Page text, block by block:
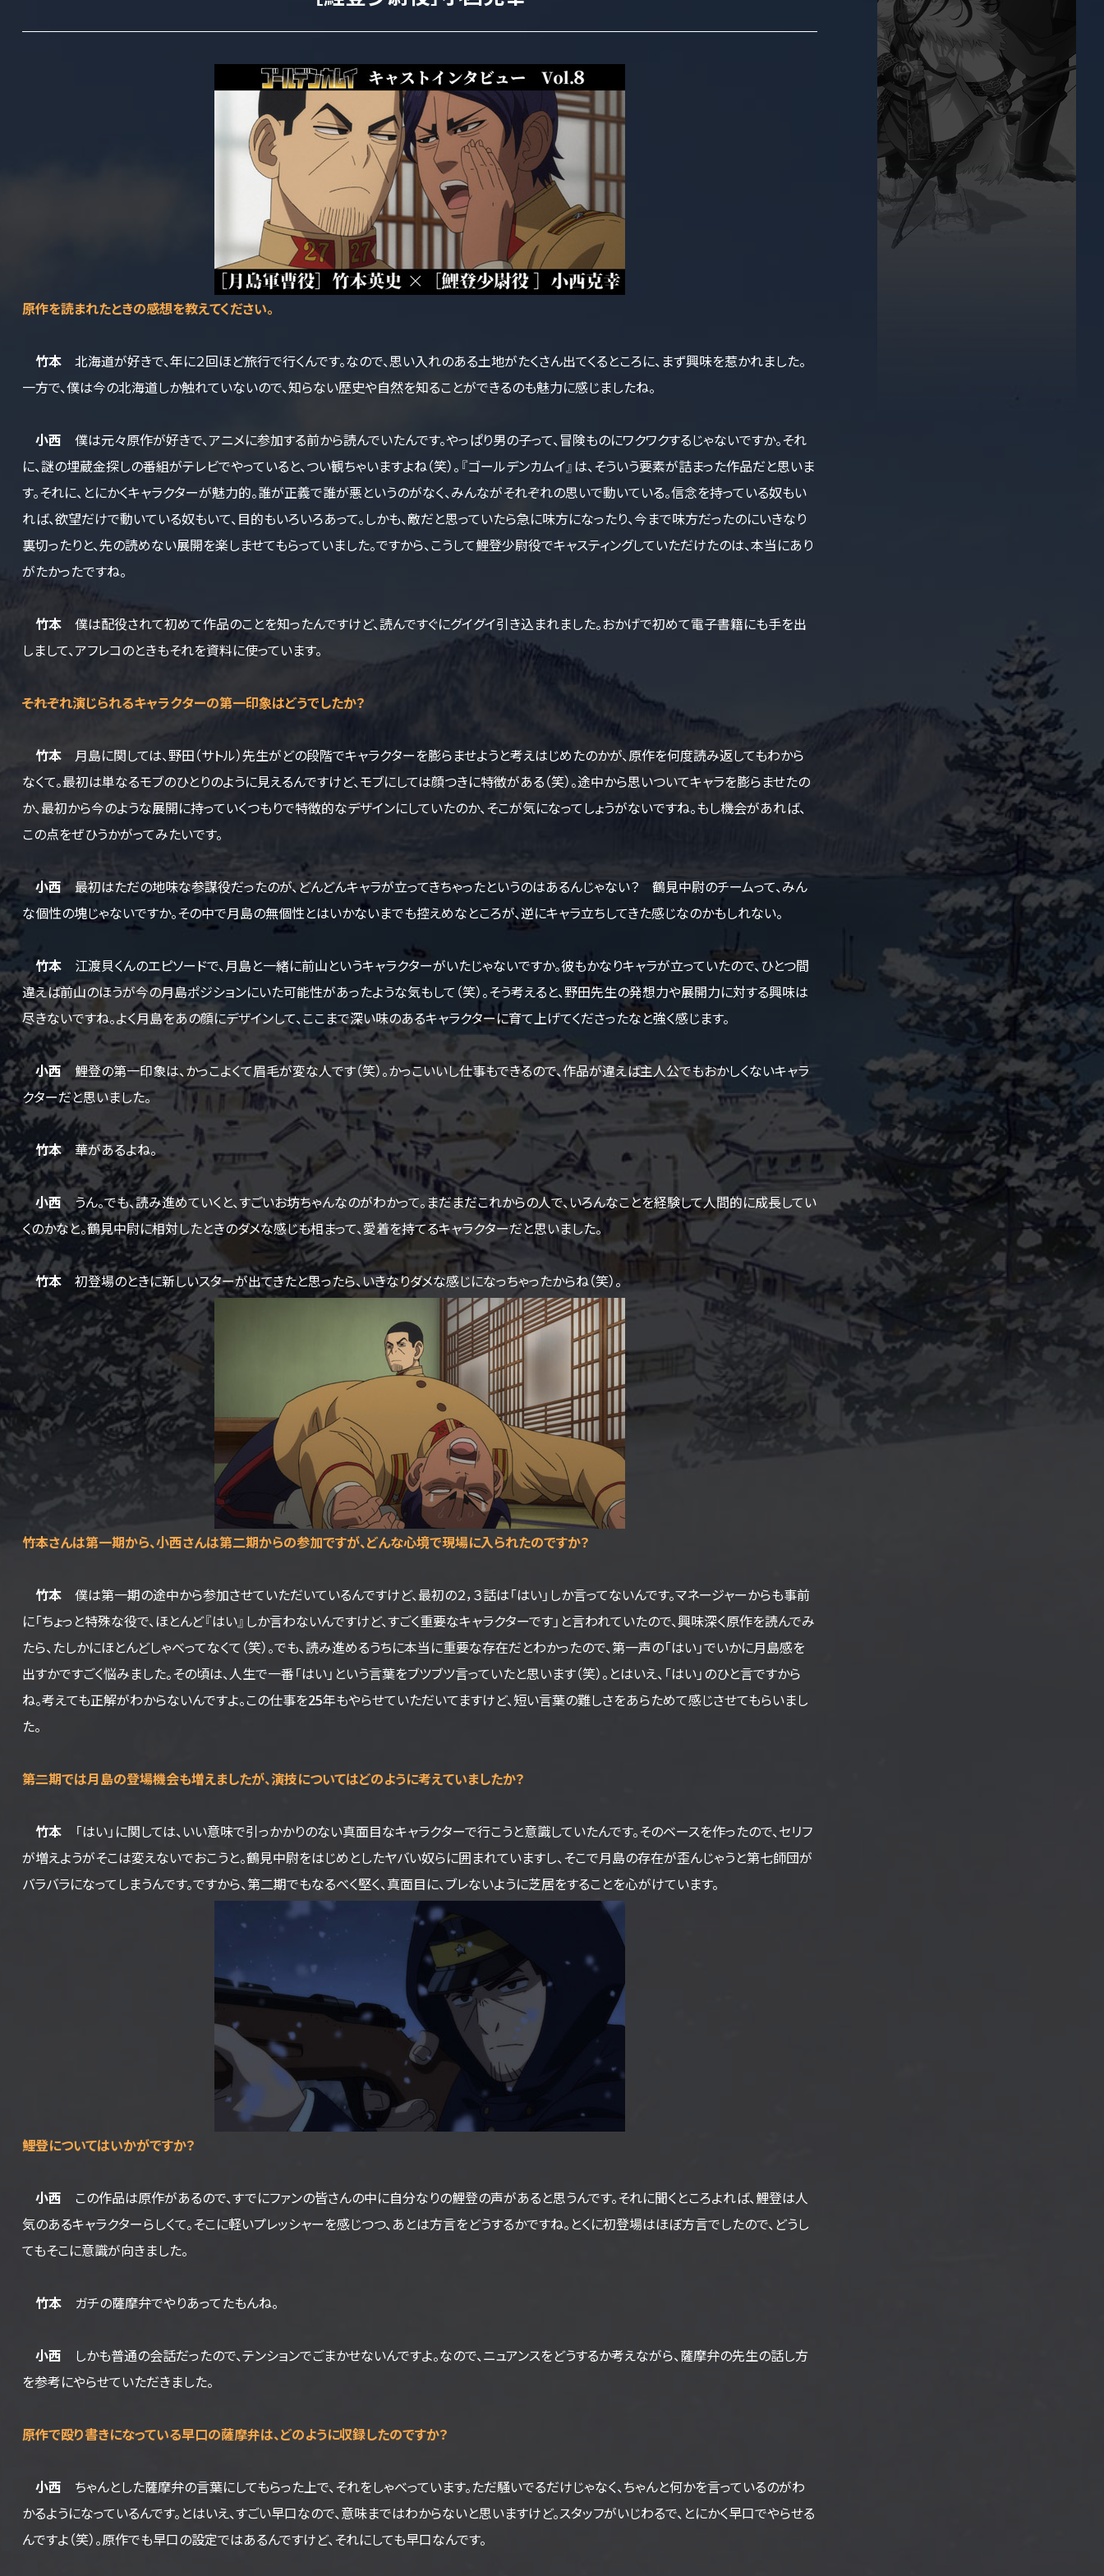
――原作を読まれたときの感想を教えてください。
竹本北海道が好きで、年に２回ほど旅行で行くんです。なので、思い入れのある土地がたくさん出てくるところに、まず興味を惹かれました。
一方で、僕は今の北海道しか触れていないので、知らない歴史や自然を知ることができるのも魅力に感じましたね。
小西 僕は元々原作が好きで、アニメに参加する前から読んでいたんです。やっぱり男の子って、冒険ものにワクワクするじゃないですか。それ
に、謎の埋蔵金探しの番組がテレビでやっていると、つい観ちゃいますよね（笑）。『ゴールデンカムイ』は、そういう要素が詰まった作品だと思いま
す。それに、とにかくキャラクターが魅力的。誰が正義で誰が悪というのがなく、みんながそれぞれの思いで動いている。信念を持っている奴もい
れば、欲望だけで動いている奴もいて、目的もいろいろあって。しかも、敵だと思っていたら急に味方になったり、今まで味方だったのにいきなり
裏切ったりと、先の読めない展開を楽しませてもらっていました。ですから、こうして鯉登少尉役でキャスティングしていただけたのは、本当にあり
がたかったですね。
竹本僕は配役されて初めて作品のことを知ったんですけど、読んですぐにグイグイ引き込まれました。おかげで初めて電子書籍にも手を出
しまして、アフレコのときもそれを資料に使っています。
――それぞれ演じられるキャラクターの第一印象はどうでしたか？
竹本月島に関しては、野田（サトル）先生がどの段階でキャラクターを膨らませようと考えはじめたのかが、原作を何度読み返してもわから
なくて。最初は単なるモブのひとりのように見えるんですけど、モブにしては顔つきに特徴がある（笑）。途中から思いついてキャラを膨らませたの
か、最初から今のような展開に持っていくつもりで特徴的なデザインにしていたのか、そこが気になってしょうがないですね。もし機会があれば、
この点をぜひうかがってみたいです。
小西最初はただの地味な参謀役だったのが、どんどんキャラが立ってきちゃったというのはあるんじゃない？ 鶴見中尉のチームって、みん
な個性の塊じゃないですか。その中で月島の無個性とはいかないまでも控えめなところが、逆にキャラ立ちしてきた感じなのかもしれない。
竹本江渡貝くんのエピソードで、月島と一緒に前山というキャラクターがいたじゃないですか。彼もかなりキャラが立っていたので、ひとつ間
違えば前山のほうが今の月島ポジションにいた可能性があったような気もして（笑）。そう考えると、野田先生の発想力や展開力に対する興味は
尽きないですね。よく月島をあの顔にデザインして、ここまで深い味のあるキャラクターに育て上げてくださったなと強く感じます。
小西鯉登の第一印象は、かっこよくて眉毛が変な人です（笑）。かっこいいし仕事もできるので、作品が違えば主人公でもおかしくないキャラ
クターだと思いました。
竹本華があるよね。
小西うん。でも、読み進めていくと、すごいお坊ちゃんなのがわかって。まだまだこれからの人で、いろんなことを経験して人間的に成長してい
くのかなと。鶴見中尉に相対したときのダメな感じも相まって、愛着を持てるキャラクターだと思いました。
竹本初登場のときに新しいスターが出てきたと思ったら、いきなりダメな感じになっちゃったからね（笑）。
――竹本さんは第一期から、小西さんは第二期からの参加ですが、どんな心境で現場に入られたのですか？
竹本僕は第一期の途中から参加させていただいているんですけど、最初の２，３話は「はい」しか言ってないんです。マネージャーからも事前
に「ちょっと特殊な役で、ほとんど『はい』しか言わないんですけど、すごく重要なキャラクターです」と言われていたので、興味深く原作を読んでみ
たら、たしかにほとんどしゃべってなくて（笑）。でも、読み進めるうちに本当に重要な存在だとわかったので、第一声の「はい」でいかに月島感を
出すかですごく悩みました。その頃は、人生で一番「はい」という言葉をブツブツ言っていたと思います（笑）。とはいえ、「はい」のひと言ですから
ね。考えても正解がわからないんですよ。この仕事を25年もやらせていただいてますけど、短い言葉の難しさをあらためて感じさせてもらいまし
た。
――第二期では月島の登場機会も増えましたが、演技についてはどのように考えていましたか？
竹本「はい」に関しては、いい意味で引っかかりのない真面目なキャラクターで行こうと意識していたんです。そのベースを作ったので、セリフ
が増えようがそこは変えないでおこうと。鶴見中尉をはじめとしたヤバい奴らに囲まれていますし、そこで月島の存在が歪んじゃうと第七師団が
バラバラになってしまうんです。ですから、第二期でもなるべく堅く、真面目に、ブレないように芝居をすることを心がけています。
――鯉登についてはいかがですか？
小西 この作品は原作があるので、すでにファンの皆さんの中に自分なりの鯉登の声があると思うんです。それに聞くところよれば、鯉登は人
気のあるキャラクターらしくて。そこに軽いプレッシャーを感じつつ、あとは方言をどうするかですね。とくに初登場はほぼ方言でしたので、どうし
てもそこに意識が向きました。
竹本ガチの薩摩弁でやりあってたもんね。
小西 しかも普通の会話だったので、テンションでごまかせないんですよ。なので、ニュアンスをどうするか考えながら、薩摩弁の先生の話し方
を参考にやらせていただきました。
――原作で殴り書きになっている早口の薩摩弁は、どのように収録したのですか？
小西 ちゃんとした薩摩弁の言葉にしてもらった上で、それをしゃべっています。ただ騒いでるだけじゃなく、ちゃんと何かを言っているのがわ
かるようになっているんです。とはいえ、すごい早口なので、意味まではわからないと思いますけど。スタッフがいじわるで、とにかく早口でやらせる
んですよ（笑）。原作でも早口の設定ではあるんですけど、それにしても早口なんです。